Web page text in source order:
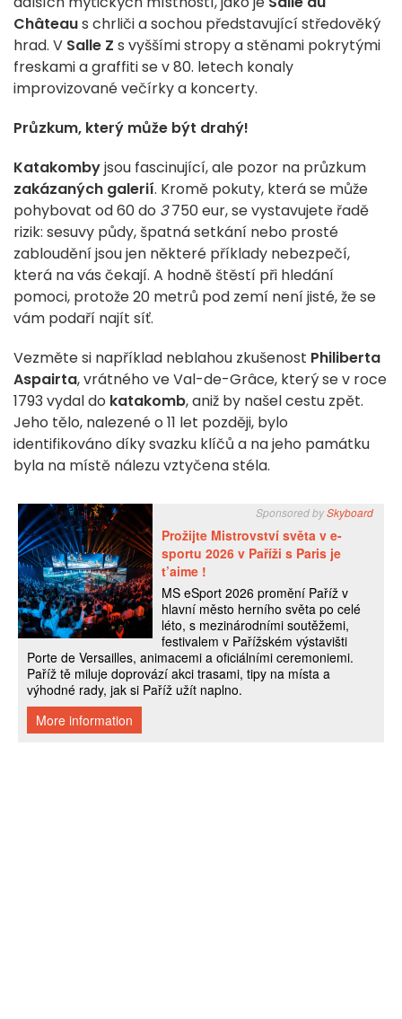
Châteaus chrliči a sochou představující středověký
hrad. V Salle Z s vyššími stropy a stěnami pokrytými
freskami a graffiti se v 80. letech konaly
improvizované večírky a koncerty.
Průzkum, který může být drahý!
Katakombyjsou fascinující, ale pozor na průzkum
zakázaných galerií. Kromě pokuty, která se může
pohybovat od 60 do 3750 eur, se vystavujete řadě
rizik: sesuvy půdy, špatná setkání nebo prosté
zabloudění jsou jen některé příklady nebezpečí,
která na vás čekají. A hodně štěstí při hledání
pomoci, protože 20 metrů pod zemí není jisté, že se
vám podaří najít síť.
Vezměte si například neblahou zkušenost Philiberta
Aspairta, vrátného ve Val-de-Grâce, který se v roce
1793 vydal do katakomb, aniž by našel cestu zpět.
Jeho tělo, nalezené o 11 let později, bylo
identifikováno díky svazku klíčů a na jeho památku
byla na místě nálezu vztyčena stéla.